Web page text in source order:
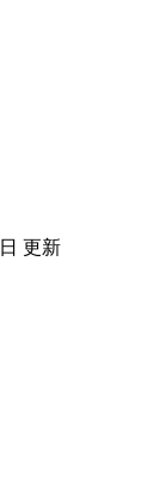
更新